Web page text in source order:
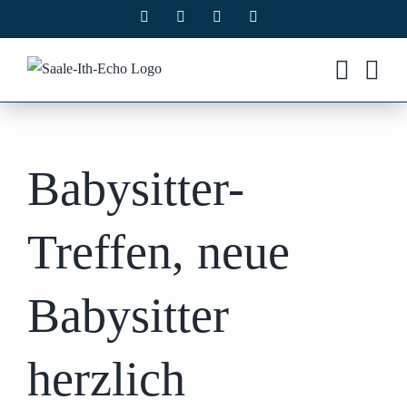
Inhalt
springen
Facebook Instagram
Babysitter-
Treffen, neue
Babysitter
herzlich